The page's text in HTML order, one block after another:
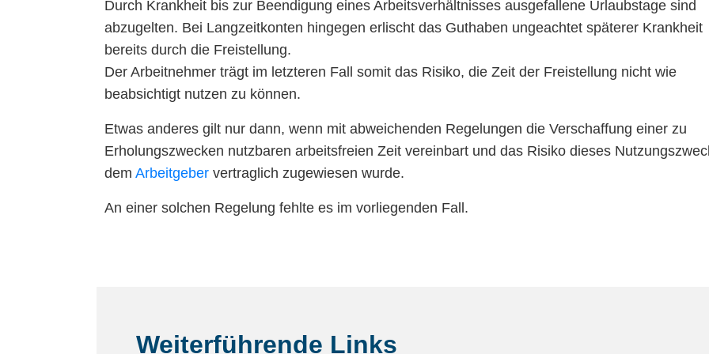
Durch Krankheit bis zur Beendigung eines Arbeitsverhältnisses ausgefallene Urlaubstage sind
abzugelten. Bei Langzeitkonten hingegen erlischt das Guthaben ungeachtet späterer Krankheit
bereits durch die Freistellung.
Der Arbeitnehmer trägt im letzteren Fall somit das Risiko, die Zeit der Freistellung nicht wie
beabsichtigt nutzen zu können.
Etwas anderes gilt nur dann, wenn mit abweichenden Regelungen die Verschaffung einer zu
Erholungszwecken nutzbaren arbeitsfreien Zeit vereinbart und das Risiko dieses
dem Arbeitgeber vertraglich zugewiesen wurde.
An einer solchen Regelung fehlte es im vorliegenden Fall.
Weiterführende Links